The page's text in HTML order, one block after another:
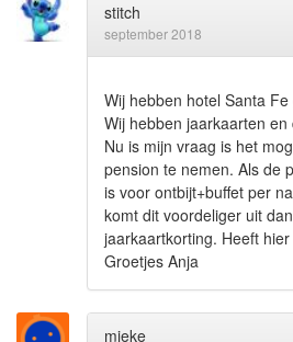
stitch
september 2018
Wij hebben hotel Santa
Wij hebben jaarkaarten
Nu is mijn vraag is het
pension te nemen. Als de
is voor ontbijt+buffet per
komt dit voordeliger uit
jaarkaartkorting. Heeft
Groetjes Anja
mieke